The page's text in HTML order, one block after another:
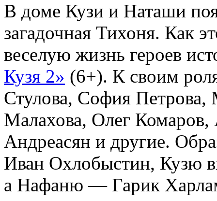
В доме Кузи и Наташи
загадочная Тихоня. Как
веселую жизнь героев
Кузя 2» (6+). К своим
Стулова, София
Малахова, Олег
Андреасян и другие.
Иван Охлобыстин, Кузю
а Нафаню — Гарик